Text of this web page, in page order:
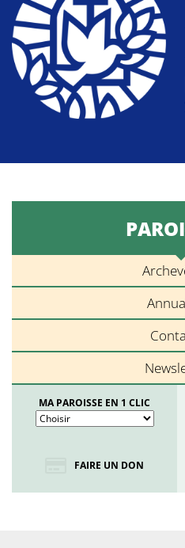
MA PAROISSE EN 1 CLIC
FAIRE UN DON